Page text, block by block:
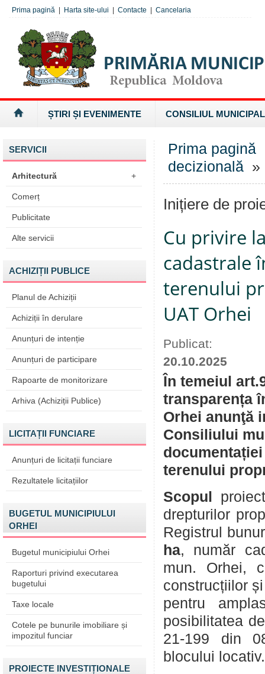
Prima pagină Harta site-ului Contacte Cancelaria
ȘTIRI ȘI EVENIMENTE CONSILIUL MUNICIPAL
SERVICII
Arhitectură +
Comerț
Publicitate
Alte servicii
ACHIZIȚII PUBLICE
Planul de Achiziții
Achiziții în derulare
Anunțuri de intenție
Anunțuri de participare
Rapoarte de monitorizare
Arhiva (Achiziții Publice)
LICITAȚII FUNCIARE
Anunțuri de licitații funciare
Rezultatele licitațiilor
BUGETUL MUNICIPIULUI
ORHEI
Bugetul municipiului Orhei
Raporturi privind executarea
bugetului
Taxe locale
Cotele pe bunurile imobiliare și
impozitul funciar
PROIECTE INVESTIȚIONALE
Prima pagină
decizională »
Inițiere de
Cu privire
cadastrale
terenului
UAT Orhei
Publicat:
20.10.2025
În temeiul
transparența
Orhei anunţă
Consiliului
terenului
Scopul
drepturilor
Registrul
ha, număr
mun. Orhei,
construcțiilor
pentru
posibilitatea
21-199 din
blocului locativ.